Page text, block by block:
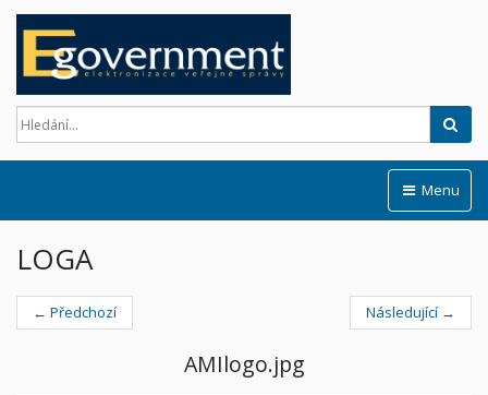
Menu
LOGA
← Předchozí Následující →
AMIlogo.jpg